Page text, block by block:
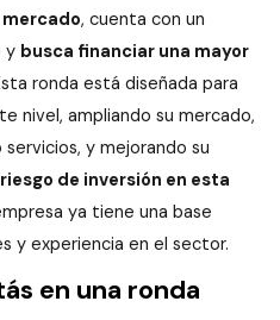
, cuenta con un
y busca financiar una mayor
ronda está diseñada para
nivel, ampliando su mercado,
y mejorando su
riesgo de inversión en esta
ya tiene una base
y experiencia en el sector.
en una ronda